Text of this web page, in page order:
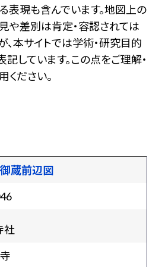
表現も含んでいます。地図上の
や差別は肯定・容認されては
、本サイトでは学術・研究目的
しています。この点をご理解・
ください。
蔵前辺図
社